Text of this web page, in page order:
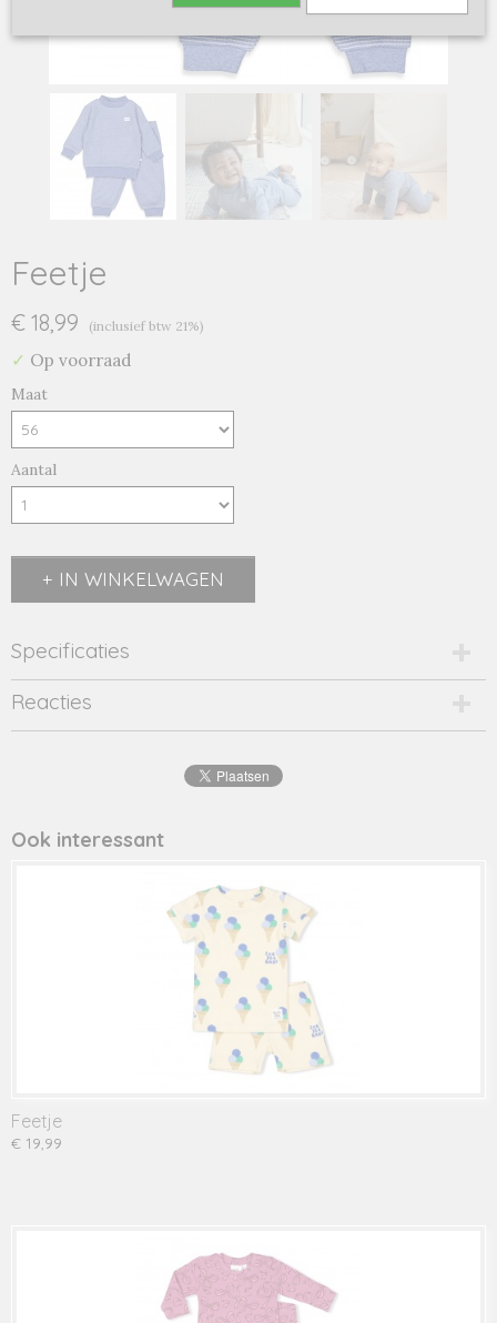
Feetje
€ 18,99 (inclusief btw 21%)
✓ Op voorraad
Maat
Aantal
IN WINKELWAGEN
Specificaties
Productcode
licht blauw-19292
Reacties
Ook interessant
Feetje
€ 19,99